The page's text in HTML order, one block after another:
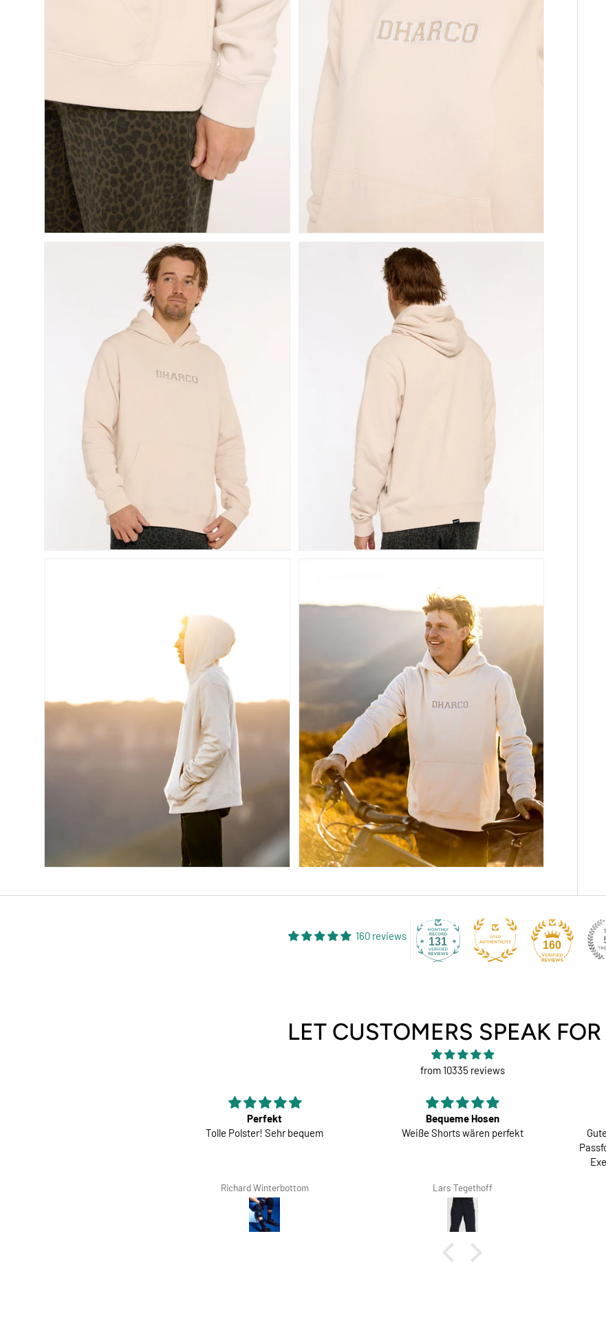
160 reviews 131 160
LET CUSTOMERS SPEAK
from 10335 reviews
Perfekt
Tolle Polster! Sehr bequem
Richard Winterbottom
Bequeme Hosen
Weiße Shorts wären perfekt
Lars Tegethoff